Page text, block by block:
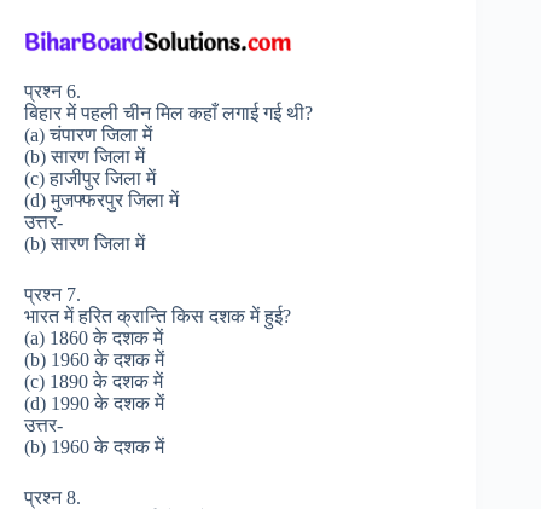
प्रश्न 6.
बिहार में पहली चीन मिल कहाँ लगाई गई थी?
(a) चंपारण जिला में
(b) सारण जिला में
(c) हाजीपुर जिला में
(d) मुजफ्फरपुर जिला में
उत्तर-
(b) सारण जिला में
प्रश्न 7.
भारत में हरित क्रान्ति किस दशक में हुई?
(a) 1860 के दशक में
(b) 1960 के दशक में
(c) 1890 के दशक में
(d) 1990 के दशक में
उत्तर-
(b) 1960 के दशक में
प्रश्न 8.